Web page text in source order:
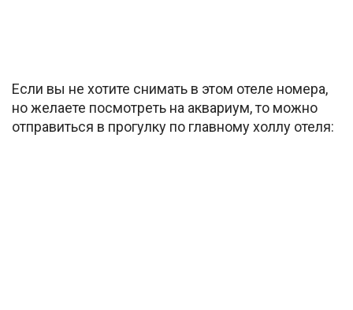
Если вы не хотите снимать в этом отеле номера,
но желаете посмотреть на аквариум, то можно
отправиться в прогулку по главному холлу отеля: